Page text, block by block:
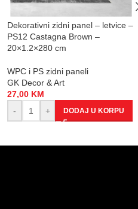
Dekorativni zidni panel – letvice –
PS12 Castagna Brown –
20×1.2×280 cm
WPC i PS zidni paneli
GK Decor & Art
27,00 KM
-
+ DODAJ U KORPU